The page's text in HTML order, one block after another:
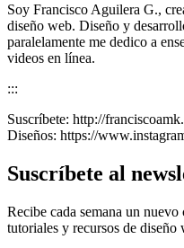
Soy Francisco Aguilera G.,
diseño web. Diseño y
paralelamente me dedico a
videos en línea.
:::
Suscríbete: http://
Diseños: https://
Suscríbete al
Recibe cada semana un
tutoriales y recursos de diseño